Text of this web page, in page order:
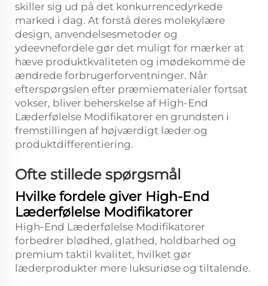
skiller sig ud på det konkurrencedyrkede
marked i dag. At forstå deres molekylære
design, anvendelsesmetoder og
ydeevnefordele gør det muligt for mærker at
hæve produktkvaliteten og imødekomme de
ændrede forbrugerforventninger. Når
efterspørgslen efter præmiematerialer fortsat
vokser, bliver beherskelse af High-End
Læderfølelse Modifikatorer en grundsten i
fremstillingen af højværdigt læder og
produktdifferentiering.
Ofte stillede spørgsmål
Hvilke fordele giver High-End
Læderfølelse Modifikatorer
High-End Læderfølelse Modifikatorer
forbedrer blødhed, glathed, holdbarhed og
premium taktil kvalitet, hvilket gør
læderprodukter mere luksuriøse og tiltalende.